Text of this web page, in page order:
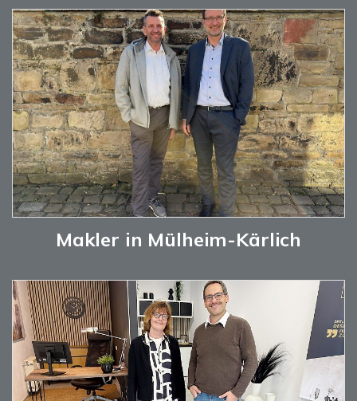
Makler in Mülheim-Kärlich